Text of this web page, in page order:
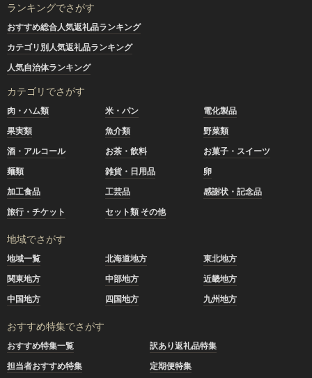
ランキングでさがす
おすすめ総合人気返礼品ランキング
カテゴリ別人気返礼品ランキング
人気自治体ランキング
カテゴリでさがす
肉・ハム類 米・パン
電化製品
果実類
魚介類
野菜類
酒・アルコール
お茶・飲料
お菓子・スイーツ
麺類
雑貨・日用品
卵
加工食品
工芸品
感謝状・記念品
旅行・チケット
セット類 その他
地域でさがす
地域一覧 北海道地方
東北地方
関東地方
中部地方
近畿地方
中国地方
四国地方 九州地方
おすすめ特集でさがす
おすすめ特集一覧
訳あり返礼品特集
担当者おすすめ特集
定期便特集